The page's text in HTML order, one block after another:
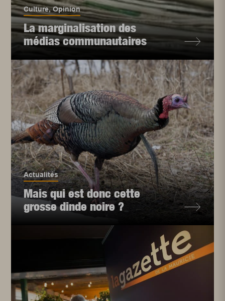
Culture,Opinion
La marginalisation des
médias communautaires
Actualités
Mais qui est donc cette
grosse dinde noire ?